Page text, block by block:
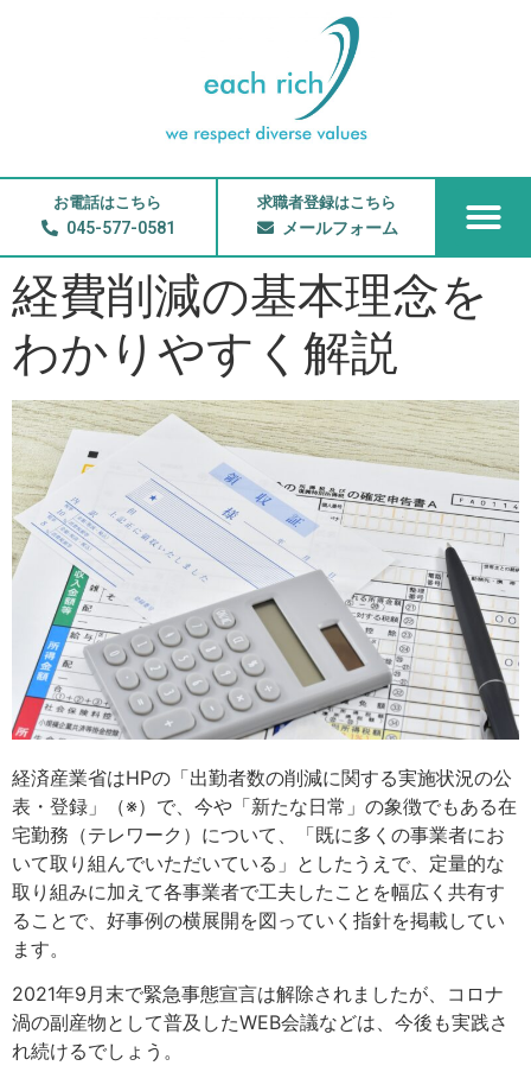
お電話はこちら
045-577-0581
求職者登録はこちら
メールフォーム
経費削減の基本理念を
わかりやすく解説
経済産業省はHPの「出勤者数の削減に関する実施状況の公
表・登録」（※）で、今や「新たな日常」の象徴でもある在
宅勤務（テレワーク）について、「既に多くの事業者にお
いて取り組んでいただいている」としたうえで、定量的な
取り組みに加えて各事業者で工夫したことを幅広く共有す
ることで、好事例の横展開を図っていく指針を掲載してい
ます。
2021年9月末で緊急事態宣言は解除されましたが、コロナ
渦の副産物として普及したWEB会議などは、今後も実践さ
れ続けるでしょう。